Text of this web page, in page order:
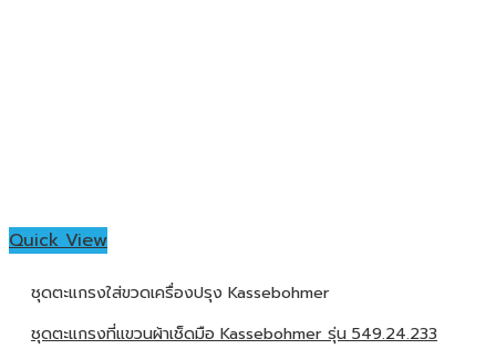
Quick View
ชุดตะแกรงใส่ขวดเครื่องปรุง Kassebohmer
ชุดตะแกรงที่แขวนผ้าเช็ดมือ Kassebohmer รุ่น 549.24.233